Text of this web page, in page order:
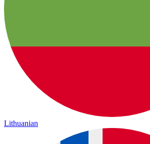
Lithuanian